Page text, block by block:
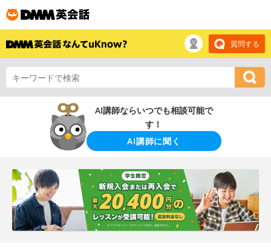
質問する
AI講師ならいつでも相談可能で
す！
AI講師に聞く